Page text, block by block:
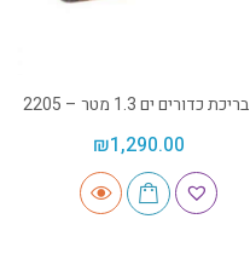
בריכת כדורים ים 1.3 מטר – 2205
₪1,290.00